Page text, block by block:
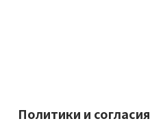
Политики и согласия